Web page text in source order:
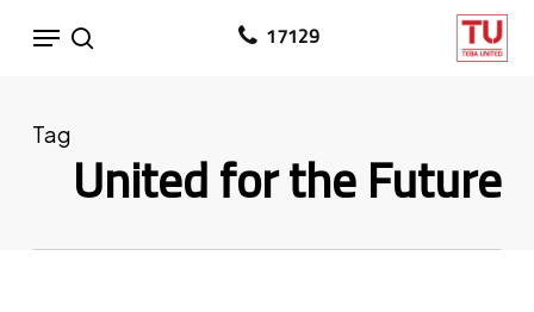
Skip
17129
search
Menu
Tag
United for the Future